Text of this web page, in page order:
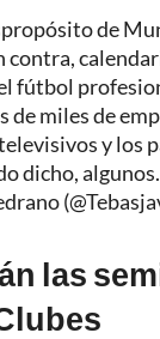
de
contra,
fútbol
de miles de
y los
dicho,
las